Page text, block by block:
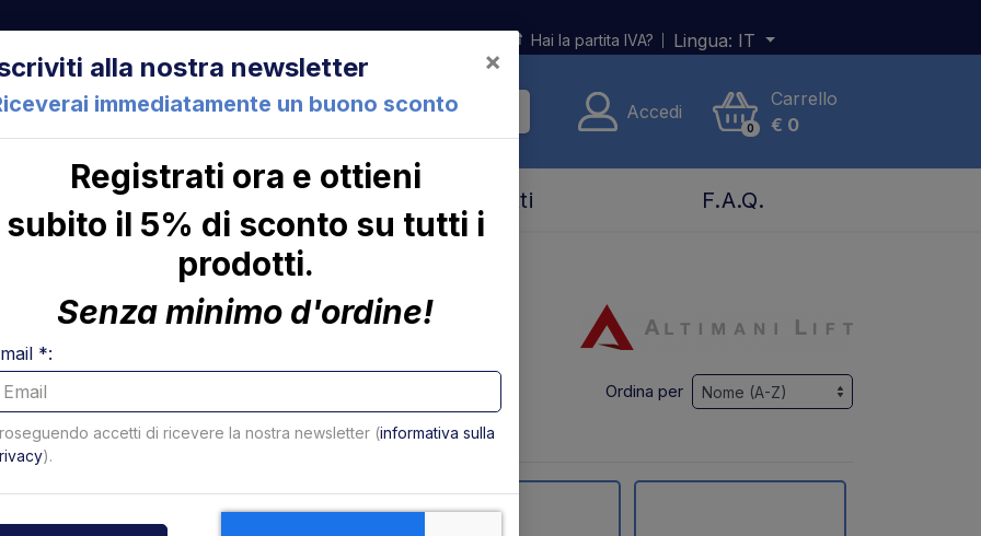
Cesena (FC) Italia Hai la partita IVA? Lingua: IT
Accedi
0
Carrello
€ 0
Contatti F.A.Q.
di 42 risultati - Pagina 1 di 3 Ordina per
per pagina
alla nostra newsletter
immediatamente un buono sconto
×
Registrati ora e ottieni
subito il 5% di sconto su tutti i
prodotti.
Senza minimo d'ordine!
*:
accetti di ricevere la nostra newsletter (informativa sulla
).